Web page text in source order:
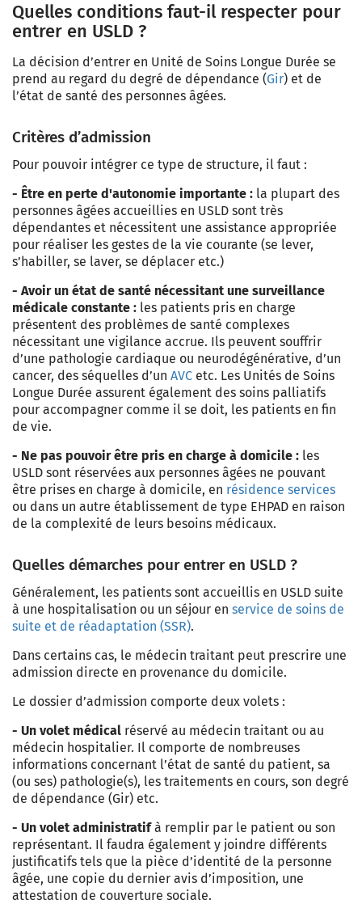
Quelles conditions faut-il respecter pour
entrer en USLD ?
La décision d’entrer en Unité de Soins Longue Durée se
prend au regard du degré de dépendance (Gir) et de
l’état de santé des personnes âgées.
Critères d’admission
Pour pouvoir intégrer ce type de structure, il faut :
- Être en perte d'autonomie importante : la plupart des
personnes âgées accueillies en USLD sont très
dépendantes et nécessitent une assistance appropriée
pour réaliser les gestes de la vie courante (se lever,
s’habiller, se laver, se déplacer etc.)
- Avoir un état de santé nécessitant une surveillance
médicale constante : les patients pris en charge
présentent des problèmes de santé complexes
nécessitant une vigilance accrue. Ils peuvent souffrir
d’une pathologie cardiaque ou neurodégénérative, d’un
cancer, des séquelles d’un AVC etc. Les Unités de Soins
Longue Durée assurent également des soins palliatifs
pour accompagner comme il se doit, les patients en fin
de vie.
- Ne pas pouvoir être pris en charge à domicile : les
USLD sont réservées aux personnes âgées ne pouvant
être prises en charge à domicile, en résidence services
ou dans un autre établissement de type EHPAD en raison
de la complexité de leurs besoins médicaux.
Quelles démarches pour entrer en USLD ?
Généralement, les patients sont accueillis en USLD suite
à une hospitalisation ou un séjour en service de soins de
suite et de réadaptation (SSR).
Dans certains cas, le médecin traitant peut prescrire une
admission directe en provenance du domicile.
Le dossier d’admission comporte deux volets :
- Un volet médical réservé au médecin traitant ou au
médecin hospitalier. Il comporte de nombreuses
informations concernant l’état de santé du patient, sa
(ou ses) pathologie(s), les traitements en cours, son degré
de dépendance (Gir) etc.
- Un volet administratif à remplir par le patient ou son
représentant. Il faudra également y joindre différents
justificatifs tels que la pièce d’identité de la personne
âgée, une copie du dernier avis d’imposition, une
attestation de couverture sociale.